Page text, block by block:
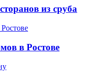
из сруба
в Ростове